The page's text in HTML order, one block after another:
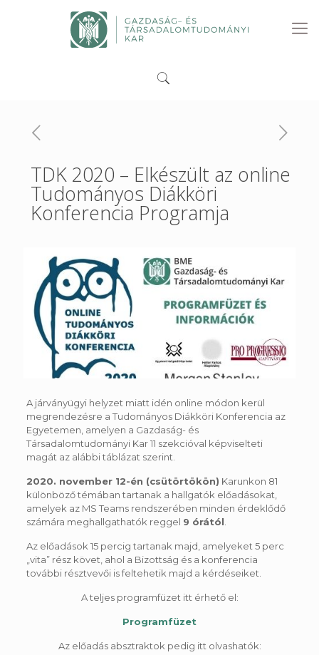
TDK 2020 – Elkészült az online
Tudományos Diákköri
Konferencia Programja
A járványügyi helyzet miatt idén online módon kerül
megrendezésre a Tudományos Diákköri Konferencia az
Egyetemen, amelyen a Gazdaság- és
Társadalomtudományi Kar 11 szekcióval képviselteti
magát az alábbi táblázat szerint.
2020. november 12-én (csütörtökön) Karunkon 81
különböző témában tartanak a hallgatók előadásokat,
amelyek az MS Teams rendszerében minden érdeklődő
számára meghallgathatók reggel 9 órától
Az előadások 15 percig tartanak majd, amelyeket 5 perc
„vita” rész követ, ahol a Bizottság és a konferencia
további résztvevői is feltehetik majd a kérdéseiket.
A teljes programfüzet itt érhető el:
Programfüzet
Az előadás absztraktok pedig itt olvashatók: